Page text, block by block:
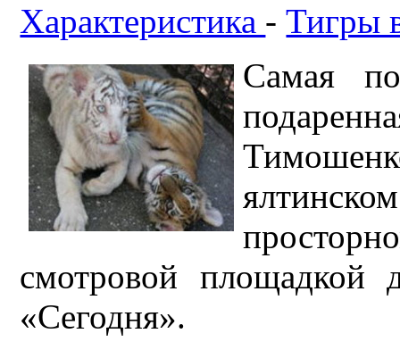
Характеристика -Тигры
Самая
смотровой площадкой
«Сегодня».